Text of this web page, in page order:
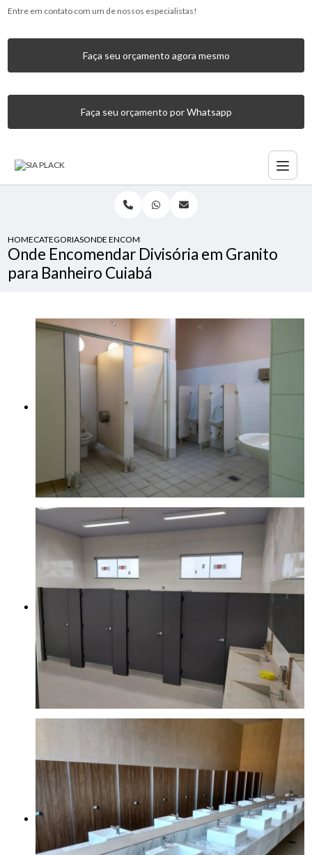
Entre em contato com um de nossos especialistas!
Faça seu orçamento agora mesmo
Faça seu orçamento por Whatsapp
HOMECATEGORIASONDE ENCOMENDAR DIVISÓRIA EM GRANITO PARA
Onde Encomendar Divisória em Granito
para Banheiro Cuiabá